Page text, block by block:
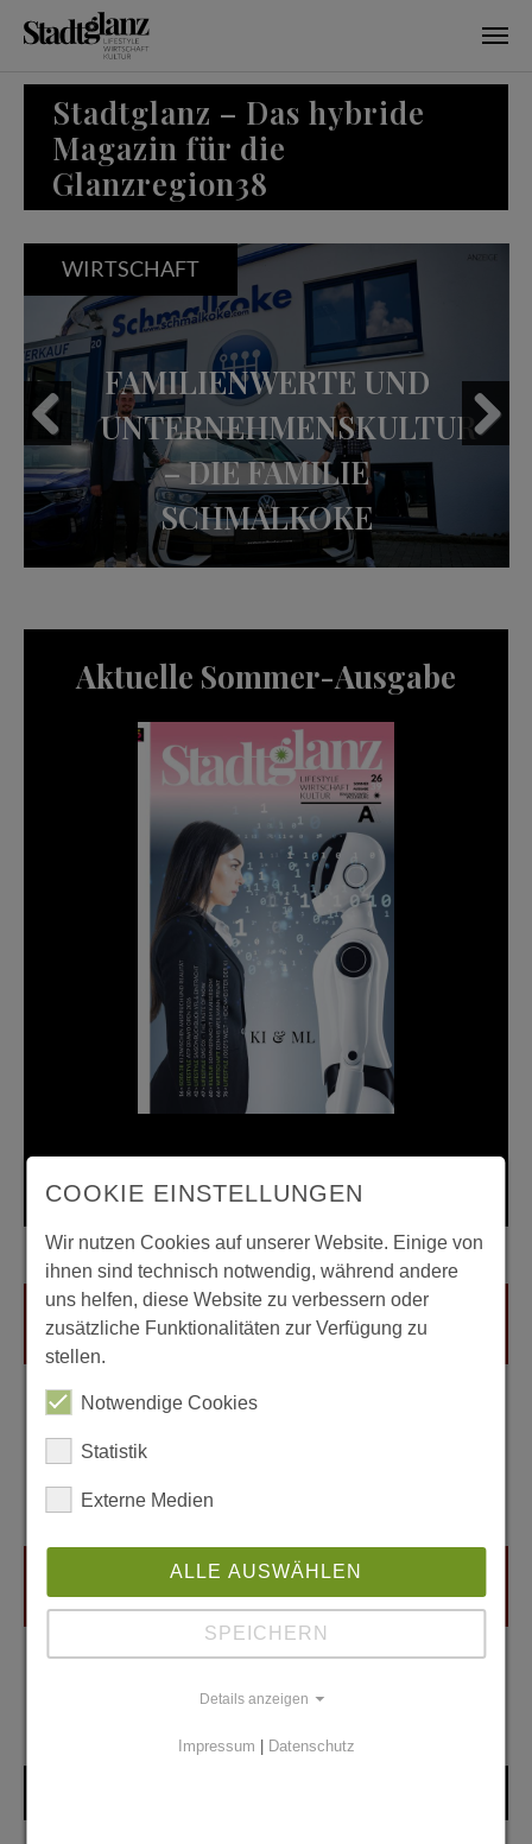
Skip to main content
Stadtglanz – Das hybride
Magazin für die
Glanzregion38
WIRTSCHAFT
FAMILIENWERTE UND
UNTERNEHMENSKULTUR
– DIE FAMILIE
SCHMALKOKE
Previous
Aktuelle Sommer-Ausgabe
Zum Heft
COOKIE EINSTELLUNGEN
Wir nutzen Cookies auf unserer Website. Einige von
ihnen sind technisch notwendig, während andere
uns helfen, diese Website zu verbessern oder
zusätzliche Funktionalitäten zur Verfügung zu
stellen.
Notwendige Cookies
Statistik
Externe Medien
ALLE AUSWÄHLEN
SPEICHERN
Details anzeigen
Impressum | Datenschutz